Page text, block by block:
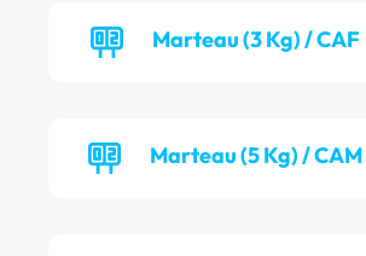
Marteau (3 Kg) / CAF
Marteau (5 Kg) / CAM